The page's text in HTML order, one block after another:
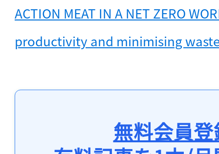
ACTION MEAT IN A NET ZERO
productivity and minimising
無料会員